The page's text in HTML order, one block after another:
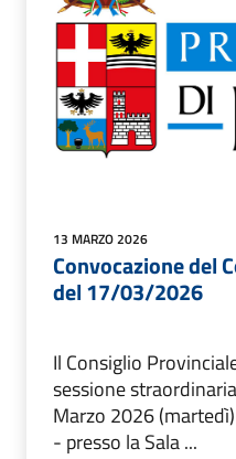
13 MARZO 2026
Convocazione del
del 17/03/2026
Il Consiglio
sessione
Marzo 2026
- presso la Sala ...